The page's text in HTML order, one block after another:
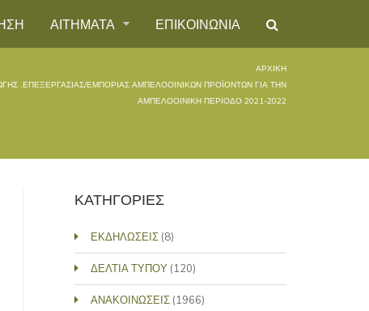
ΑΙΤΗΜΑΤΑ ΕΠΙΚΟΙΝΩΝΙΑ
ΑΡΧΙΚΉ
,ΕΠΕΞΕΡΓΑΣΙΑΣ/ΕΜΠΟΡΙΑΣ ΑΜΠΕΛΟΟΙΝΙΚΩΝ ΠΡΟΪΟΝΤΩΝ ΓΙΑ ΤΗΝ
ΑΜΠΕΛΟΟΙΝΙΚΗ ΠΕΡΙΟΔΟ 2021-2022
ΚΑΤΗΓΟΡΙΕΣ
ΕΚΔΗΛΩΣΕΙΣ(8)
ΔΕΛΤΙΑ ΤΥΠΟΥ(120)
ΑΝΑΚΟΙΝΩΣΕΙΣ(1966)